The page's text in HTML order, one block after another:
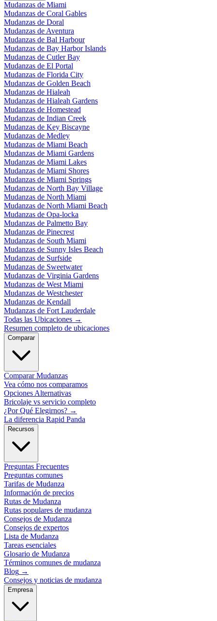
Mudanzas de Miami
Mudanzas de Coral Gables
Mudanzas de Doral
Mudanzas de Aventura
Mudanzas de Bal Harbour
Mudanzas de Bay Harbor Islands
Mudanzas de Cutler Bay
Mudanzas de El Portal
Mudanzas de Florida City
Mudanzas de Golden Beach
Mudanzas de Hialeah
Mudanzas de Hialeah Gardens
Mudanzas de Homestead
Mudanzas de Indian Creek
Mudanzas de Key Biscayne
Mudanzas de Medley
Mudanzas de Miami Beach
Mudanzas de Miami Gardens
Mudanzas de Miami Lakes
Mudanzas de Miami Shores
Mudanzas de Miami Springs
Mudanzas de North Bay Village
Mudanzas de North Miami
Mudanzas de North Miami Beach
Mudanzas de Opa-locka
Mudanzas de Palmetto Bay
Mudanzas de Pinecrest
Mudanzas de South Miami
Mudanzas de Sunny Isles Beach
Mudanzas de Surfside
Mudanzas de Sweetwater
Mudanzas de Virginia Gardens
Mudanzas de West Miami
Mudanzas de Westchester
Mudanzas de Kendall
Mudanzas de Fort Lauderdale
Todas las Ubicaciones →
Resumen completo de ubicaciones
Comparar
Comparar Mudanzas
Vea cómo nos comparamos
Opciones Alternativas
Bricolaje vs servicio completo
¿Por Qué Elegirnos? →
La diferencia Rapid Panda
Recursos
Preguntas Frecuentes
Preguntas comunes
Tarifas de Mudanza
Información de precios
Rutas de Mudanza
Rutas populares de mudanza
Consejos de Mudanza
Consejos de expertos
Lista de Mudanza
Tareas esenciales
Glosario de Mudanza
Términos comunes de mudanza
Blog →
Consejos y noticias de mudanza
Empresa